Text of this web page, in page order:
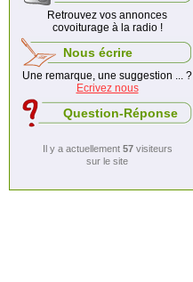
Retrouvez vos annonces
covoiturage à la radio !
Nous écrire
Une remarque, une suggestion ... ?
Ecrivez nous
Question-Réponse
Il y a actuellement 57visiteurs
sur le site